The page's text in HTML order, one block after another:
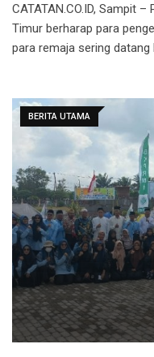
CATATAN.CO.ID, Sampit
Timur berharap para
para remaja sering datang
BERITA UTAMA